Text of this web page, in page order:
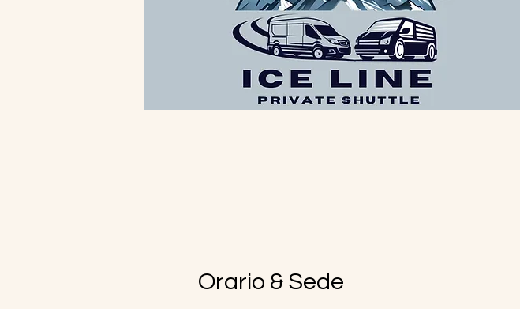
Orario & Sede